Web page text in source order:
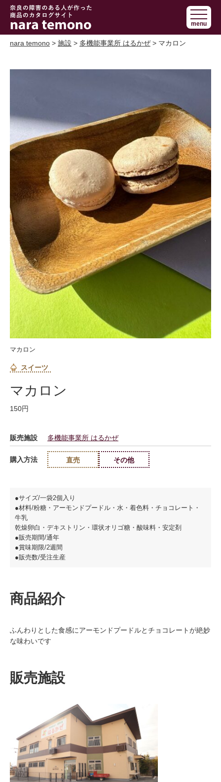
奈良で障害の
ある人の手作
り商品 nara
menu
nara temono > 施設 > 多機能事業所 はるかぜ> マカロン
マカロン
スイーツ
マカロン
150円
販売施設 多機能事業所 はるかぜ
購入方法 直売 その他
●サイズ/一袋2個入り
●材料/粉糖・アーモンドプードル・水・着色料・チョコレート・
牛乳
乾燥卵白・デキストリン・環状オリゴ糖・酸味料・安定剤
●販売期間/通年
●賞味期限/2週間
●販売数/受注生産
商品紹介
ふんわりとした食感にアーモンドプードルとチョコレートが絶妙
な味わいです
販売施設